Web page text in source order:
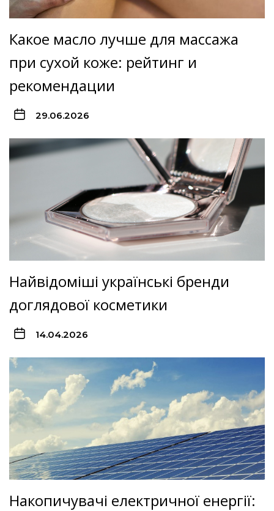
Какое масло лучше для массажа
при сухой коже: рейтинг и
рекомендации
29.06.2026
Найвідоміші українські бренди
доглядової косметики
14.04.2026
Накопичувачі електричної енергії: